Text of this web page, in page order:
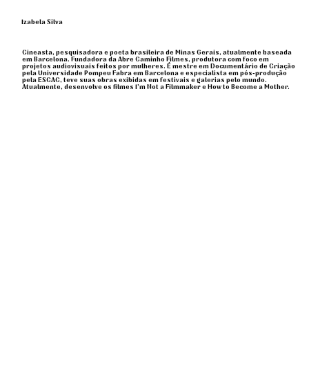
Izabela Silva
Cineasta, pesquisadora e poeta brasileira de Minas Gerais, atualmente baseada
em Barcelona. Fundadora da Abre Caminho Filmes, produtora com foco em
projetos audiovisuais feitos por mulheres. É mestre em Documentário de Criação
pela Universidade Pompeu Fabra em Barcelona e especialista em pós-produção
pela ESCAC, teve suas obras exibidas em festivais e galerias pelo mundo.
Atualmente, desenvolve os filmes I’m Not a Filmmaker e How to Become a Mother.